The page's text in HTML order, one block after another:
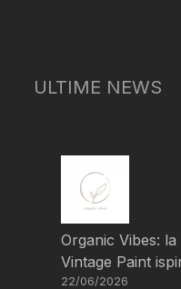
ULTIME NEWS
Organic Vibes:
Vintage Paint
22/06/2026